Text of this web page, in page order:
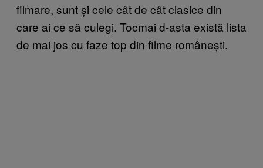
filmare, sunt și cele cât de cât clasice din
care ai ce să culegi. Tocmai d-asta există lista
de mai jos cu faze top din filme românești.